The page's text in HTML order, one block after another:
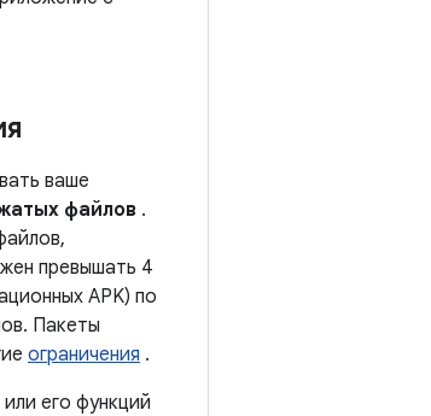
ваше
файлов .
превышать 4
APK) по
Пакеты
ограничения .
его функций